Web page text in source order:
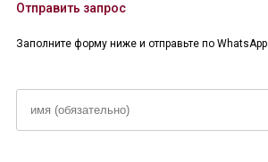
Отправить запрос
Заполните форму ниже и отправьте по WhatsApp